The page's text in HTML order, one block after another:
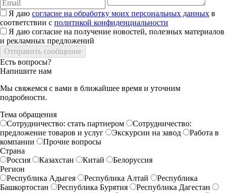
Я даю согласие на обработку моих персональных данных в
соответствии с политикой конфиденциальности
Я даю согласие на получение новостей, полезных материалов
и рекламных предложений
Есть вопросы?
Напишите нам
Мы свяжемся с вами в ближайшее время и уточним
подробности.
Тема обращения
Сотрудничество: стать партнером
Сотрудничество:
предложение товаров и услуг
Экскурсии на завод
Работа в
компании
Прочие вопросы
Страна
Россия
Казахстан Китай
Белоруссия
Регион
Республика Адыгея
Республика Алтай
Республика
Башкортостан
Республика Бурятия
Республика Дагестан